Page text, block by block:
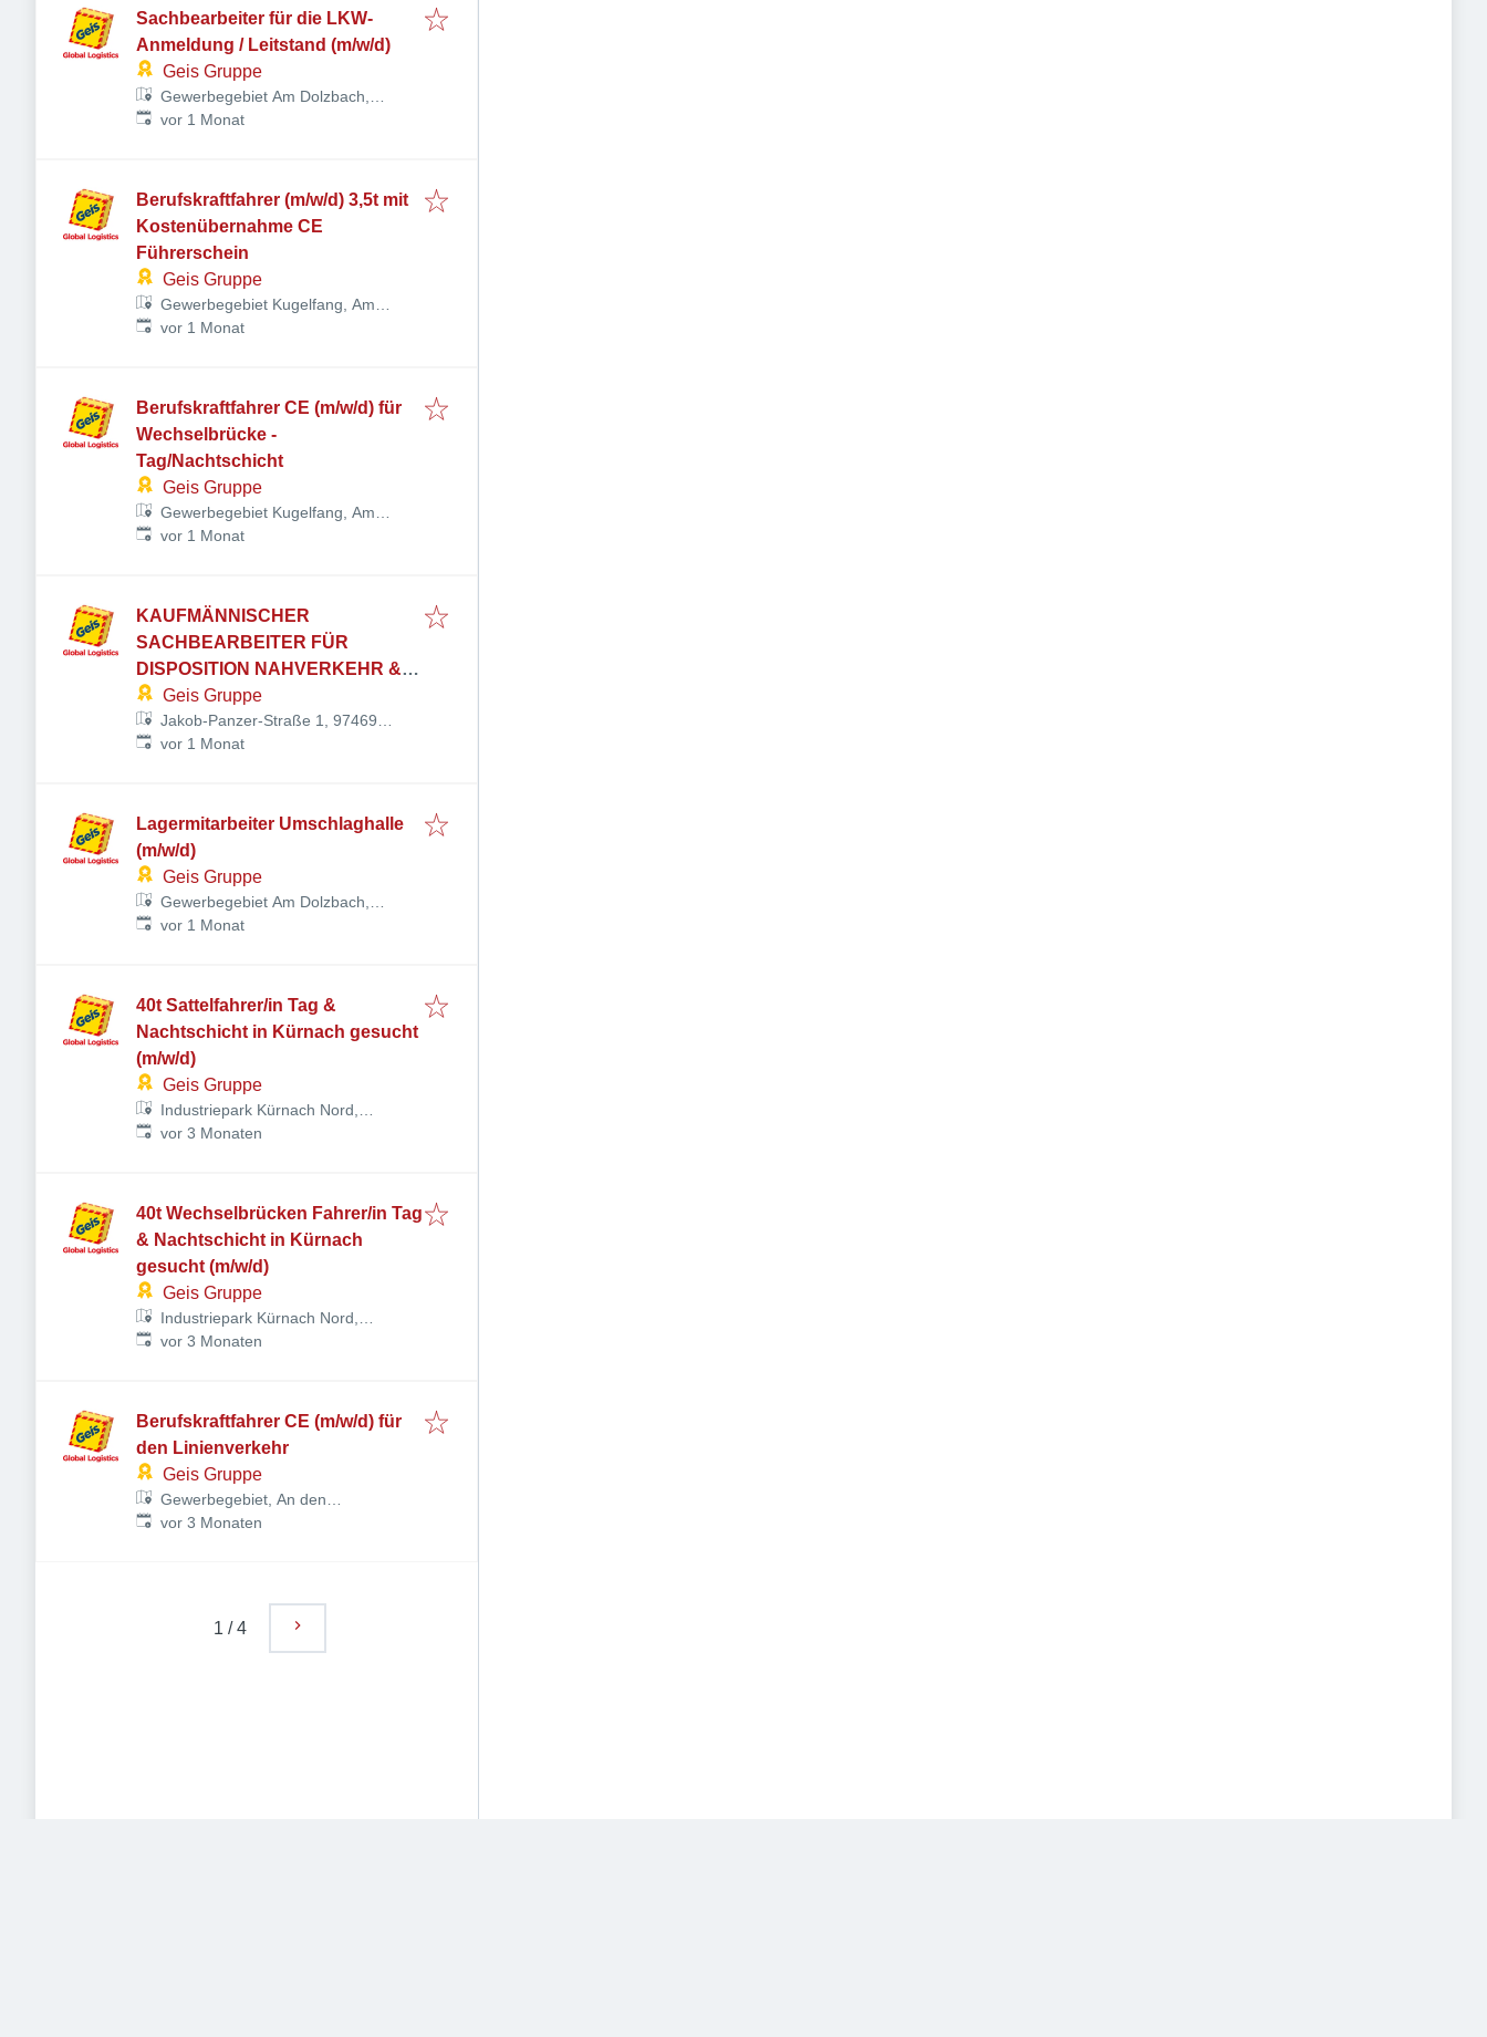
Sachbearbeiter für die LKW-
Anmeldung / Leitstand (m/w/d)
Geis Gruppe
Gewerbegebiet Am Dolzbach,
Rudolf-Diesel-Ring 24, 97616 Bad
Veröffentlicht:
vor 1 Monat
Berufskraftfahrer (m/w/d) 3,5t mit
Kostenübernahme CE
Führerschein
Geis Gruppe
Gewerbegebiet Kugelfang, Am
Kalkofen 4, 95119 Naila,
Veröffentlicht:
vor 1 Monat
Berufskraftfahrer CE (m/w/d) für
Wechselbrücke -
Tag/Nachtschicht
Geis Gruppe
Gewerbegebiet Kugelfang, Am
Kalkofen 4, 95119 Naila,
Veröffentlicht:
vor 1 Monat
KAUFMÄNNISCHER
SACHBEARBEITER FÜR
DISPOSITION NAHVERKEHR &
CUSTOMER SERVICE
Geis Gruppe
Jakob-Panzer-Straße 1, 97469
Gochsheim, Deutschland
Veröffentlicht:
vor 1 Monat
Lagermitarbeiter Umschlaghalle
(m/w/d)
Geis Gruppe
Gewerbegebiet Am Dolzbach,
Rudolf-Diesel-Ring 24, 97616 Bad
Veröffentlicht:
vor 1 Monat
40t Sattelfahrer/in Tag &
Nachtschicht in Kürnach gesucht
(m/w/d)
Geis Gruppe
Industriepark Kürnach Nord,
Industriepark 7-11, 97273 Kürnach,
Veröffentlicht:
vor 3 Monaten
40t Wechselbrücken Fahrer/in Tag
& Nachtschicht in Kürnach
gesucht (m/w/d)
Geis Gruppe
Industriepark Kürnach Nord,
Industriepark 7-11, 97273 Kürnach,
Veröffentlicht:
vor 3 Monaten
Berufskraftfahrer CE (m/w/d) für
den Linienverkehr
Geis Gruppe
Gewerbegebiet, An den
Sandgruben 1, 91301 Forchheim,
Veröffentlicht:
vor 3 Monaten
1 /4